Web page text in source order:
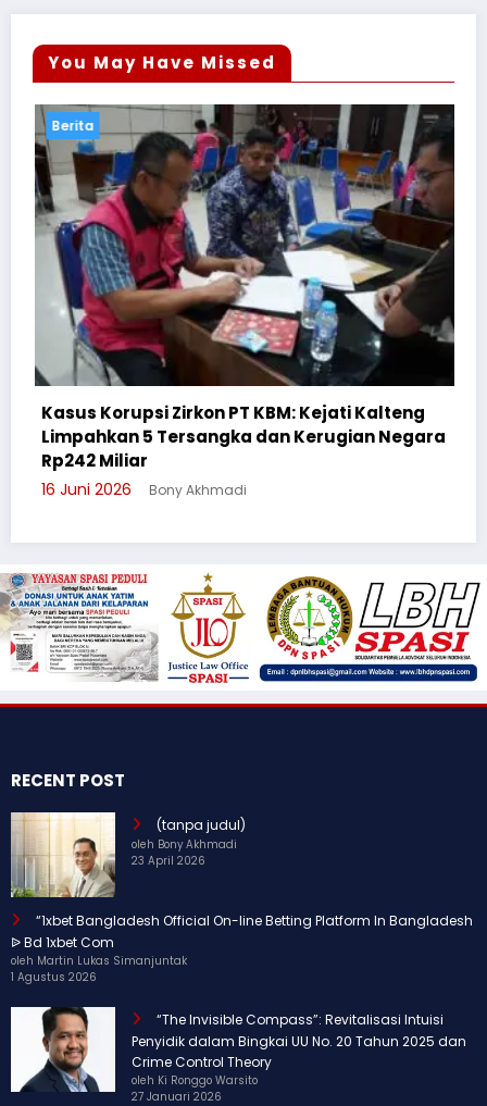
You May Have Missed
Kejati Kalteng
dan Kerugian Negara
Berita
Cegah Bullying, Sikum
3 Juni 2026
RECENT POST
(tanpa judul)
oleh Bony Akhmadi
23 April 2026
“1xbet Bangladesh Official On-line Betting Platform In Bangladesh
ᐉ Bd 1xbet Com
oleh Martin Lukas Simanjuntak
1 Agustus 2026
“The Invisible Compass”: Revitalisasi Intuisi
Penyidik dalam Bingkai UU No. 20 Tahun 2025 dan
Crime Control Theory
oleh Ki Ronggo Warsito